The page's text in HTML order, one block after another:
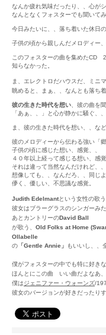
なんか疲れ気味だったり、、心が
なんとなくフォスターでも聞いて
今日みたいに、、落ち着いた休日
子供の頃から親しんだメロディー
このフォスターの曲を集めたCD
知らなかった。
ま、エレクトロだハウスだ、ミニ
眺めると、まぁ、、なんとも落ち
彼の生きた時代を想い 、彼の曲を
「あぁ、、」と心が静かに騒ぐ、、
ま、彼の生きた時代を想い、、な
彼のメロディーから伝わる強い「郷
子供の頃に感じた想い、感覚、、
４０年以上経って感じる想い、感覚
それは違って当然なんだけれど、
想像しても、、なんだろ、、同じ
儚く、優しい、不思議な感覚。
Judith Edelmantという女性の歌う
彼女はブラーグラスのシンガーみ
あとカントリーのDavid Ball
が歌う、 Old Folks at Home
Ollabelle
の 「Gentle Annie」 もいいし、、
僕がフォスターの中でも特に好き
ほんとにこの曲 いい曲だよなあ
僕はジェニファー・ウォーンズ/
彼女のバージョンが好きだったりす